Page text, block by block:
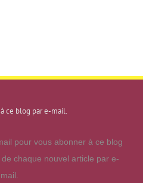
ce blog par e-mail.
pour vous abonner à ce blog
chaque nouvel article par e-
mail.